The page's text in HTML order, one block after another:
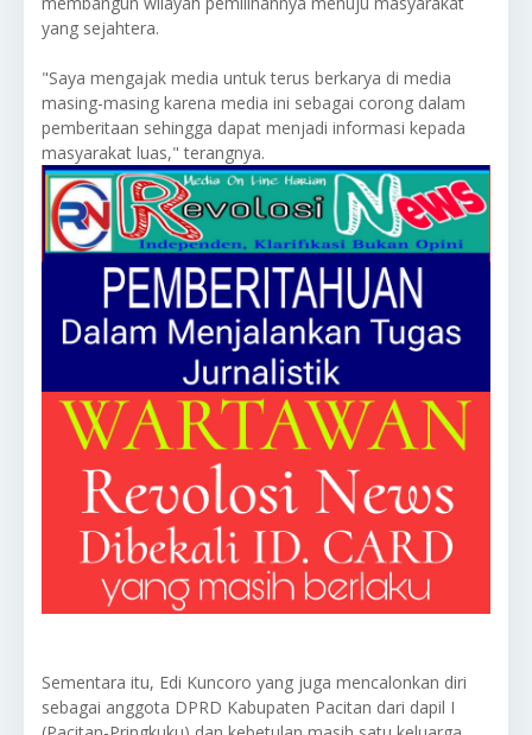
yang sejahtera.
"Saya mengajak media untuk terus berkarya di media
masing-masing karena media ini sebagai corong dalam
pemberitaan sehingga dapat menjadi informasi kepada
masyarakat luas," terangnya.
Sementara itu, Edi Kuncoro yang juga mencalonkan diri
sebagai anggota DPRD Kabupaten Pacitan dari dapil I